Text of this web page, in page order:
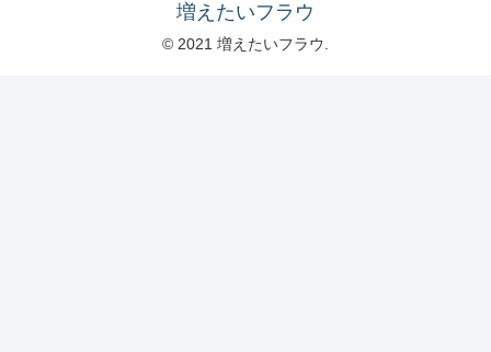
増えたいフラウ
© 2021 増えたいフラウ.